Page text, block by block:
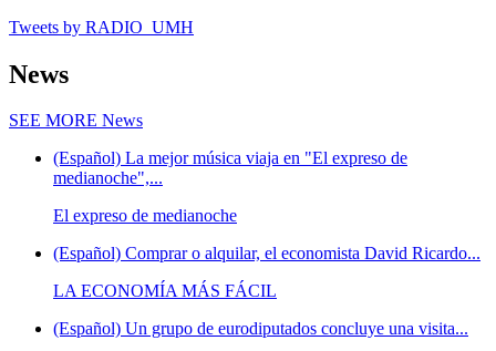
Tweets by RADIO_UMH
News
SEE MORE News
(Español) La mejor música viaja en "El expreso de
medianoche",...
El expreso de medianoche
(Español) Comprar o alquilar, el economista David Ricardo...
LA ECONOMÍA MÁS FÁCIL
(Español) Un grupo de eurodiputados concluye una visita...